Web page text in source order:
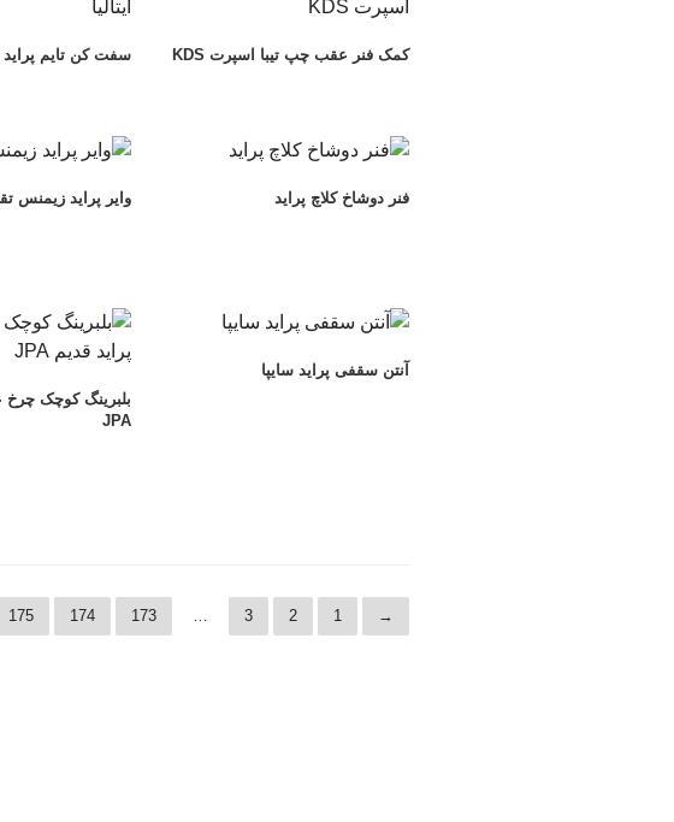
کمک فنر عقب چپ تیبا اسپرت KDS سفت کن تایم پراید
فنر دوشاخ کلاچ پراید
وایر پراید زیمنس
آنتن سقفی پراید سایپا
بلبرینگ کوچک چرخ
JPA
→
1
2
3
…
173
174
175